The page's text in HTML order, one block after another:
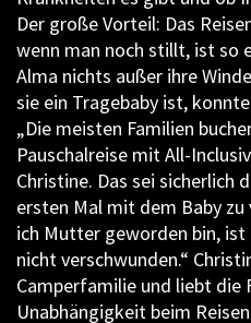
Der große Vorteil: Das
wenn man noch stillt, ist so
Alma nichts außer ihre
sie ein Tragebaby ist,
„Die meisten Familien
Pauschalreise mit All-
Christine. Das sei sicherlich
ersten Mal mit dem Baby zu
ich Mutter geworden bin,
nicht verschwunden.“
Camperfamilie und liebt die
Unabhängigkeit beim